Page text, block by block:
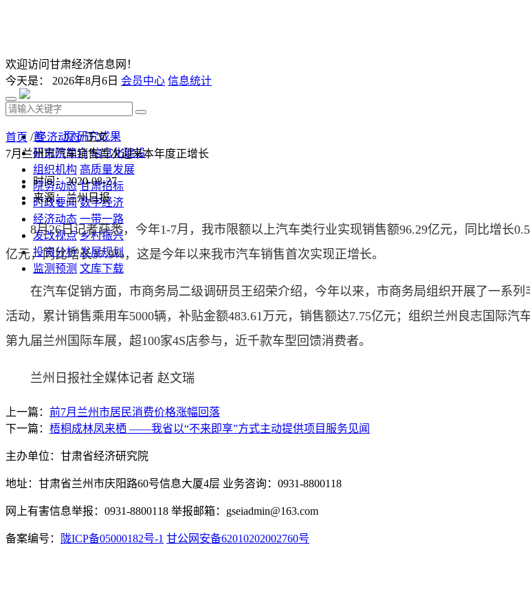
欢迎访问甘肃经济信息网！
今天是： 2026年8月6日 会员中心 信息统计
首 页 研究成果
研究院简介 信息化建设
组织机构 高质量发展
院务动态 甘肃招标
时政要闻 数字经济
经济动态 一带一路
发改视点 乡村振兴
投资分析 发展规划
监测预测 文库下载
首页 /经济动态/ 正文
7月兰州市汽车销售首次迎来本年度正增长
时间：2020-08-27
来源：兰州日报
8月26日记者获悉，今年1-7月，我市限额以上汽车类行业实现销售额96.29亿元，同比增长
亿元，同比增长37.9%，这是今年以来我市汽车销售首次实现正增长。
在汽车促销方面，市商务局二级调研员王绍荣介绍，今年以来，市商务局组织开展了一系列
活动，累计销售乘用车5000辆，补贴金额483.61万元，销售额达7.75亿元；组织兰州良志国际
第九届兰州国际车展，超100家4S店参与，近千款车型回馈消费者。
兰州日报社全媒体记者 赵文瑞
上一篇： 前7月兰州市居民消费价格涨幅回落
下一篇： 梧桐成林凤来栖 ——我省以“不来即享”方式主动提供项目服务见闻
主办单位：甘肃省经济研究院
地址：甘肃省兰州市庆阳路60号信息大厦4层 业务咨询：0931-8800118
网上有害信息举报：0931-8800118 举报邮箱：gseiadmin@163.com
备案编号： 陇ICP备05000182号-1 甘公网安备62010202002760号